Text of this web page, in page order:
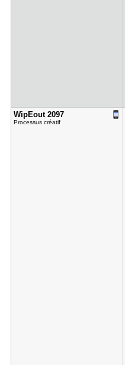
WipEout 20​97
Processus créatif